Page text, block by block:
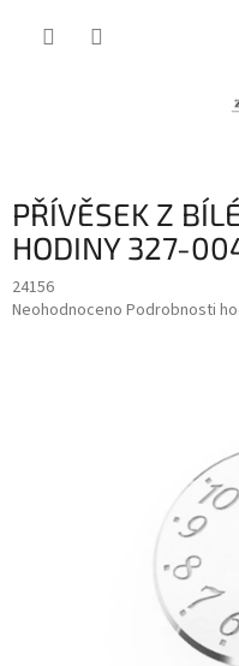
PŘÍVĚSEK Z
HODINY 327-
24156
Průměrné
Neohodnoceno Podrobnosti